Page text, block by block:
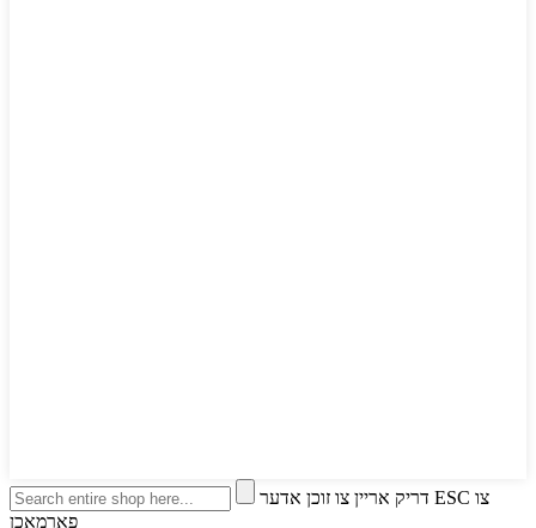
דריק אריין צו זוכן אדער ESC צו
פארמאכן